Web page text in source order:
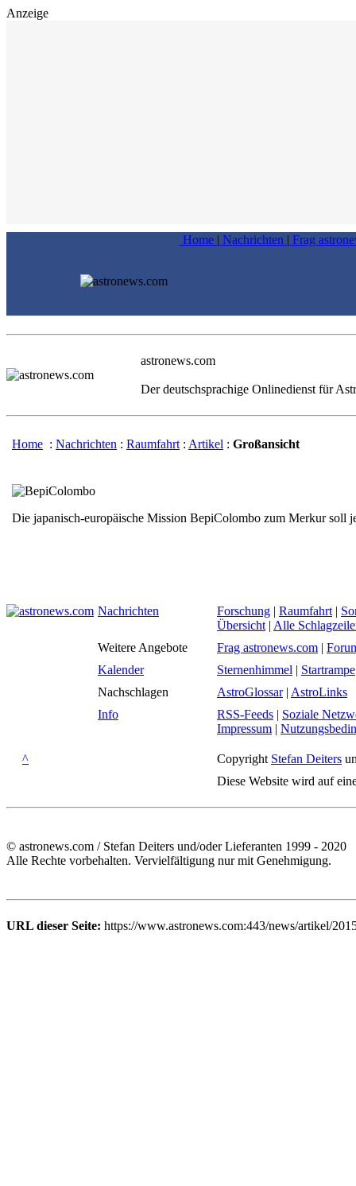
Anzeige
Home | Nachrichten | Frag
astronews.com
Der deutschsprachige Onlinedienst für
Home : Nachrichten : Raumfahrt : Artikel : Großansicht
Die japanisch-europäische Mission BepiColombo zum Merkur soll
Nachrichten Forschung | Raumfahrt |
Übersicht | Alle
Weitere Angebote
Frag astronews.com |
Kalender
Sternenhimmel | Startrampe
Nachschlagen
AstroGlossar| AstroLinks
Info
RSS-Feeds | Soziale
Impressum |
^ Copyright Stefan Deiters
Diese Website wird auf
© astronews.com / Stefan Deiters und/oder Lieferanten 1999 - 2020
Alle Rechte vorbehalten. Vervielfältigung nur mit Genehmigung.
URL dieser Seite: https://www.astronews.com:443/news/artikel/